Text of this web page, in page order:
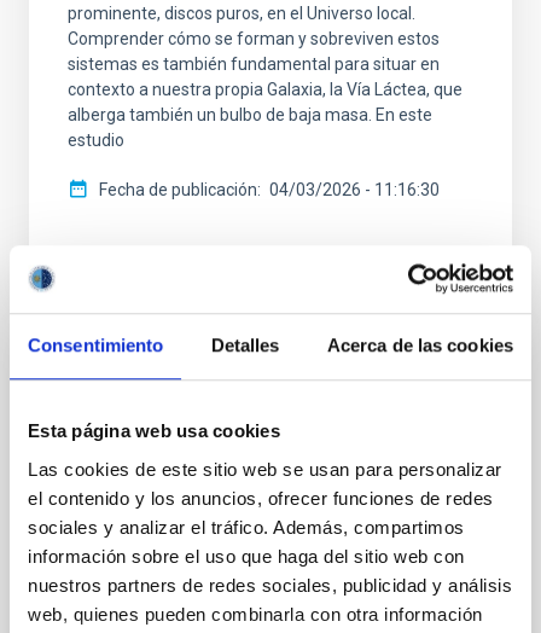
Consentimiento Detalles Acerca de las cookies
Esta página web usa cookies
Las cookies de este sitio web se usan para personalizar
el contenido y los anuncios, ofrecer funciones de redes
sociales y analizar el tráfico. Además, compartimos
información sobre el uso que haga del sitio web con
nuestros partners de redes sociales, publicidad y análisis
web, quienes pueden combinarla con otra información
prominente, discos puros, en el Universo local.
Comprender cómo se forman y sobreviven estos
sistemas es también fundamental para situar en
contexto a nuestra propia Galaxia, la Vía Láctea, que
alberga también un bulbo de baja masa. En este
estudio
Fecha de publicación 04/03/2026 - 11:16:30
RESULTADO DE INVESTIGACIÓN
La lenta expansión de los halos de materia
oscura produce de manera natural
distribuciones estelares tan extendidas
como las observadas
Las galaxias de masa mas pequeña tienen una
distribución de estrellas muy poco concentrada. Esta
observación es difícil de reconciliar con las